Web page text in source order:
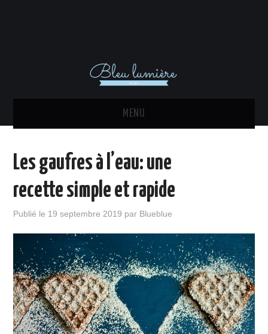
MENU
DÉCORATION INTÉRIEURE
EQUIPEMENTS
IMMO
JARDIN
TRAVAUX
Les gaufres à l’eau: une
recette simple et rapide
Publié le 19 septembre 2019 par Blueblue